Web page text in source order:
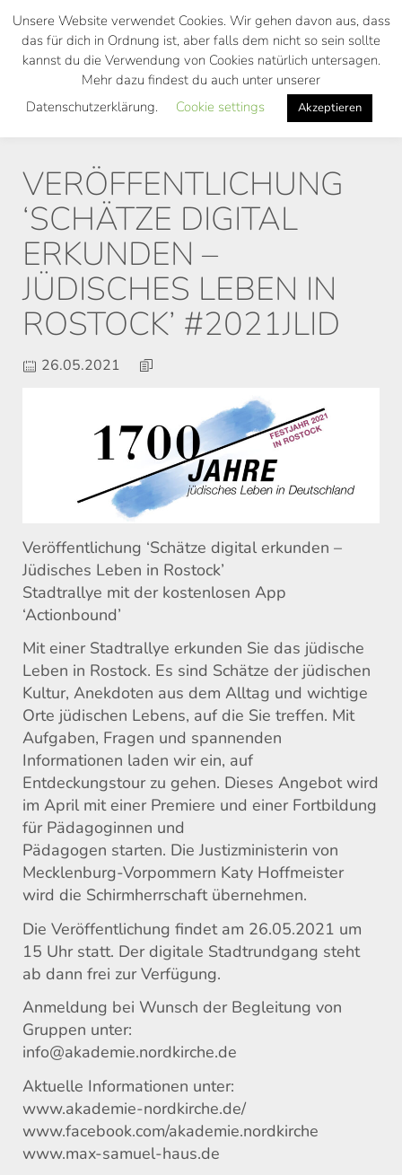
Skip
main
VERÖFFENTLICHUNG
‘SCHÄTZE DIGITAL
ERKUNDEN –
JÜDISCHES LEBEN IN
ROSTOCK’ #2021JLID
26.05.2021
Veröffentlichung ‘Schätze digital erkunden –
Jüdisches Leben in Rostock’
Stadtrallye mit der kostenlosen App
‘Actionbound’
Mit einer Stadtrallye erkunden Sie das jüdische
Leben in Rostock. Es sind Schätze der jüdischen
Kultur, Anekdoten aus dem Alltag und wichtige
Orte jüdischen Lebens, auf die Sie treffen. Mit
Aufgaben, Fragen und spannenden
Informationen laden wir ein, auf
Entdeckungstour zu gehen. Dieses Angebot wird
im April mit einer Premiere und einer Fortbildung
für Pädagoginnen und
Pädagogen starten. Die Justizministerin von
Mecklenburg-Vorpommern Katy Hoffmeister
wird die Schirmherrschaft übernehmen.
Die Veröffentlichung findet am 26.05.2021 um
15 Uhr statt. Der digitale Stadtrundgang steht
ab dann frei zur Verfügung.
Anmeldung bei Wunsch der Begleitung von
Gruppen unter:
info@akademie.nordkirche.de
Aktuelle Informationen unter:
www.akademie-nordkirche.de/
www.facebook.com/akademie.nordkirche
www.max-samuel-haus.de
Unsere Website verwendet Cookies. Wir gehen davon aus, dass
das für dich in Ordnung ist, aber falls dem nicht so sein sollte
kannst du die Verwendung von Cookies natürlich untersagen.
Mehr dazu findest du auch unter unserer
Datenschutzerklärung.
Cookie settings Akzeptieren